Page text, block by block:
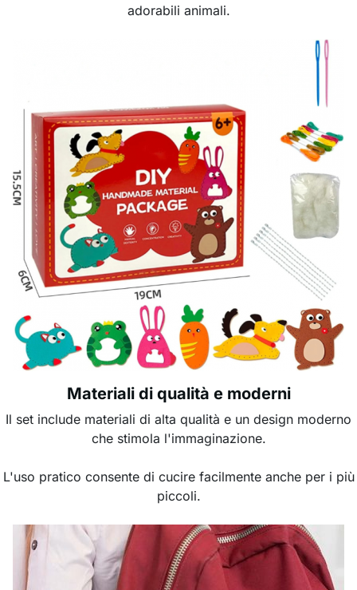
adorabili animali.
Materiali di qualità e moderni
Il set include materiali di alta qualità e un design moderno
che stimola l'immaginazione.
L'uso pratico consente di cucire facilmente anche per i più
piccoli.